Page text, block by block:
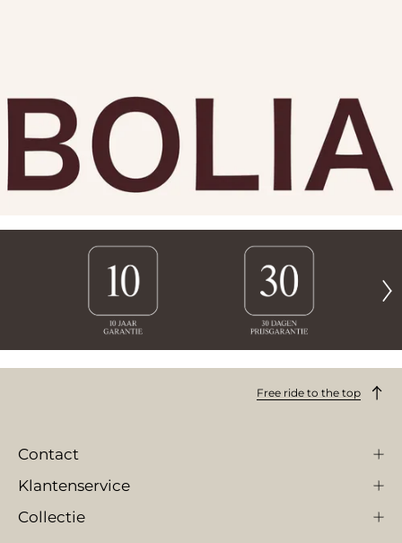
Free ride to the top
Contact
Klantenservice
Collectie